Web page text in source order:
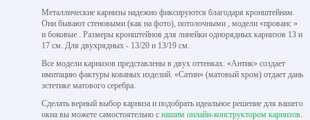
Металлические карнизы надежно фиксируются благодаря кронштейнам.
Они бывают стеновыми (как на фото), потолочными , модели «прованс »
и боковые . Размеры кронштейнов для линейки однорядных карнизов 13 и
17 см. Для двухрядных - 13/20 и 13/19 см.
Все модели карнизов представлены в двух оттенках. «Антик» создает
имитацию фактуры кованых изделий. «Сатин» (матовый хром) отдает дань
эстетике матового серебра.
Сделать верный выбор карниза и подобрать идеальное решение для вашего
окна вы можете самостоятельно с нашим онлайн-конструктором карнизов.